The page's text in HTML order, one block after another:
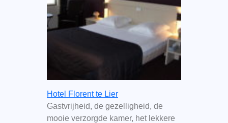
Hotel Florent te Lier
Gastvrijheid, de gezelligheid, de
mooie verzorgde kamer, het lekkere